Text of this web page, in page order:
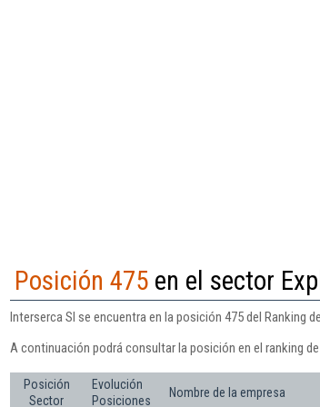
Posición 475 en el sector
Interserca Sl se encuentra en la posición 475 del Ranking
A continuación podrá consultar la posición en el ranking
Posición
Sector
Evolución
Posiciones
Nombre de la empresa